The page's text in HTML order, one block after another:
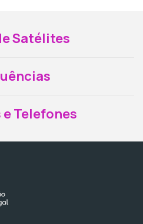
Satélites
e Telefones